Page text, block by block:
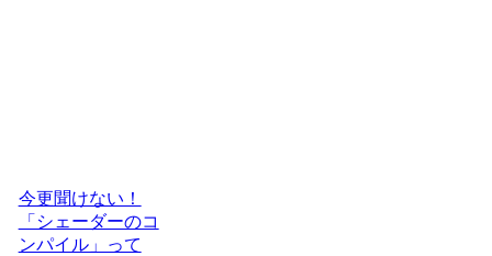
今更聞けない！
「シェーダーのコ
ンパイル」って